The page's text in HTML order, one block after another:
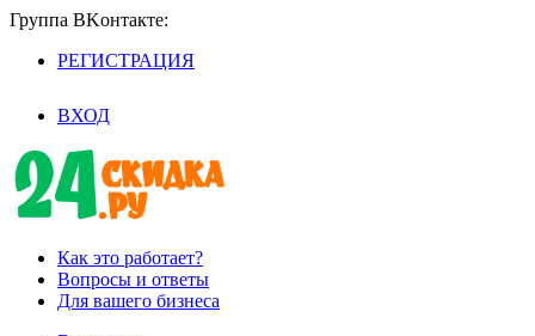
Группа BKoнтaктe:
РЕГИСТРАЦИЯ
ВХОД
Как это работает?
Вопросы и ответы
Для вашего бизнеса